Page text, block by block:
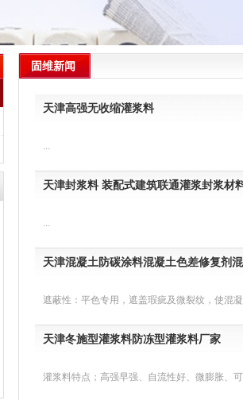
固维新闻
天津高强无收缩灌浆料
...
天津封浆料 装配式建筑联通灌浆封浆材
...
天津混凝土防碳涂料混凝土色差修复剂
遮蔽性：平色专用，遮盖瑕疵及微裂纹，使混
天津冬施型灌浆料防冻型灌浆料厂家
灌浆料特点；高强早强、自流性好、微膨胀、